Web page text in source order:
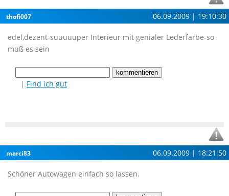
thofi007 06.09.2009 | 19:10:30
edel,dezent-suuuuuper Interieur mit genialer Lederfarbe-so
muß es sein
| Find ich gut
marci83 06.09.2009 | 18:21:50
Schöner Autowagen einfach so lassen.